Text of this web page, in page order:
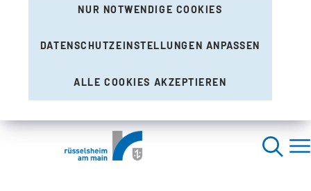
NUR NOTWENDIGE COOKIES
DATENSCHUTZEINSTELLUNGEN ANPASSEN
ALLE COOKIES AKZEPTIEREN